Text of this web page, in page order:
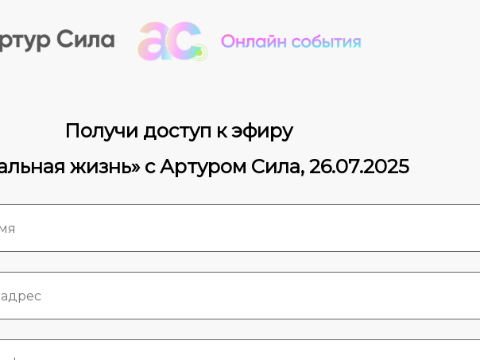
Получи доступ к эфиру
жизнь» с Артуром Сила,26.07.2025